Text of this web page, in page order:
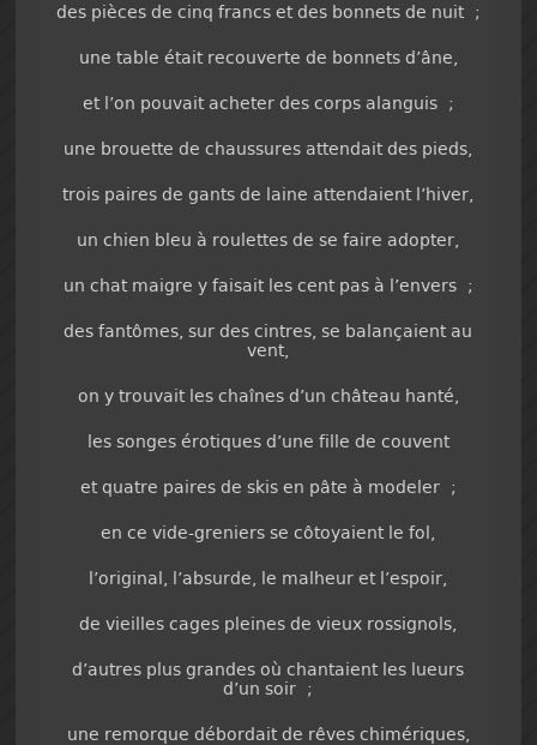
des pièces de cinq francs et des bonnets de nuit ;
une table était recouverte de bonnets d’âne,
et l’on pouvait acheter des corps alanguis ;
une brouette de chaussures attendait des pieds,
trois paires de gants de laine attendaient l’hiver,
un chien bleu à roulettes de se faire adopter,
un chat maigre y faisait les cent pas à l’envers ;
des fantômes, sur des cintres, se balançaient au
vent,
on y trouvait les chaînes d’un château hanté,
les songes érotiques d’une fille de couvent
et quatre paires de skis en pâte à modeler ;
en ce vide-greniers se côtoyaient le fol,
l’original, l’absurde, le malheur et l’espoir,
de vieilles cages pleines de vieux rossignols,
d’autres plus grandes où chantaient les lueurs
d’un soir ;
une remorque débordait de rêves chimériques,